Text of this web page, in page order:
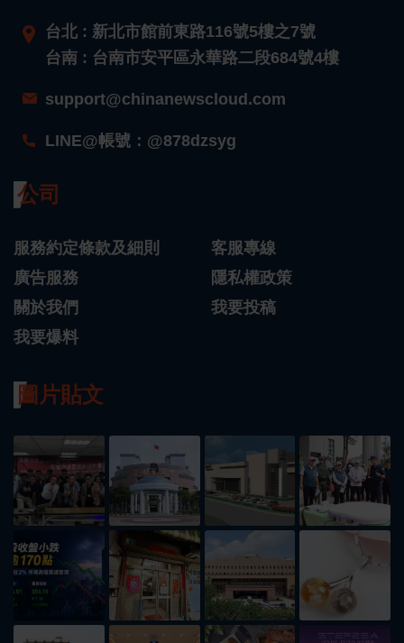
台北 : 新北市館前東路116號5樓之7號
台南 : 台南市安平區永華路二段684號4樓
support@chinanewscloud.com
LINE@帳號：@878dzsyg
公司
服務約定條款及細則
客服專線
廣告服務
隱私權政策
關於我們
我要投稿
我要爆料
圖片貼文